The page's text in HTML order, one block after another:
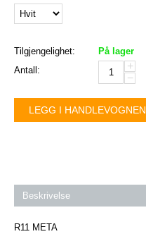
Tilgjengelighet:
På lager
Antall:
+
−
LEGG I HANDLEVOGNEN
Beskrivelse
R11 META